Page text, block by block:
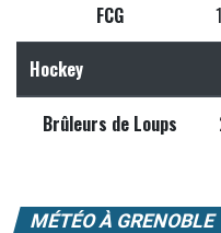
FCG
Hockey
Brûleurs de Loups
MÉTÉO À GRENOBLE